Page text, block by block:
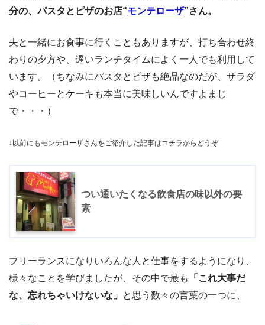
分の、パスタとピザのお店“モンテローザ”さん。
夫と一緒にお食事に行くこともありますが、打ち合わせ終
わりの夕方や、遅いランチタイムによく一人でも利用して
います。（ちなみにパスタとピザも絶品なのだが、サラダ
やコーヒーとケーキも本当に美味しいんですよまじ
で・・・）
↓以前にもモンテローザさんをご紹介した記事はコチラからどうぞ
つい通いたくなる飲食店の味以外の要
素
フリーランスになりいろんな人と仕事をするようになり、
様々なことを学びましたが、その中で最も
「これ大事だ
な、忘れちゃいけないな」 と思う数々の言葉の一つに、